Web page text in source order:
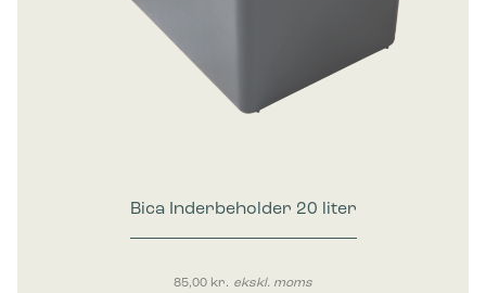
Bica Inderbeholder 20 liter
85,00 kr. ekskl. moms